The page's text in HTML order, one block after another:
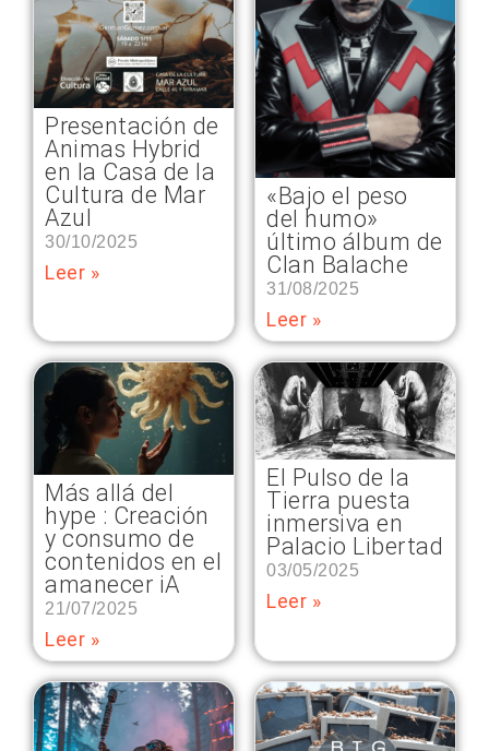
Presentación de
Animas Hybrid
en la Casa de la
Cultura de Mar
Azul
30/10/2025
Leer »
«Bajo el peso
del humo»
último álbum de
Clan Balache
31/08/2025
Leer »
Más allá del
hype : Creación
y consumo de
contenidos en el
amanecer iA
21/07/2025
Leer »
El Pulso de la
Tierra puesta
inmersiva en
Palacio Libertad
03/05/2025
Leer »